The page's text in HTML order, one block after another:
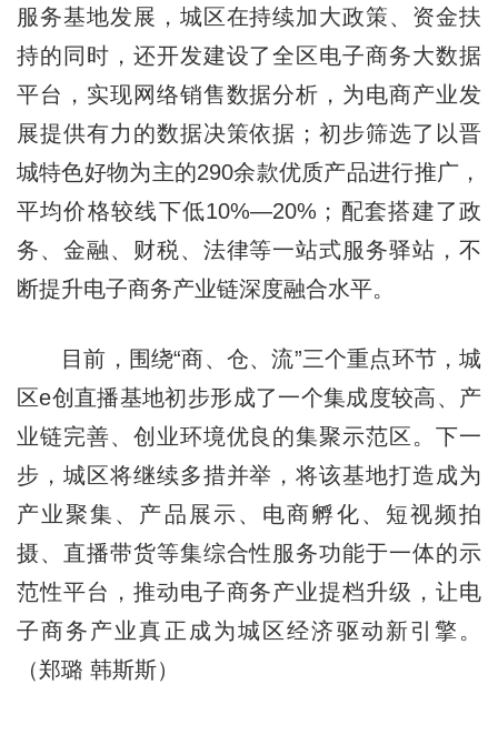
服务基地发展，城区在持续加大政策、资金扶
持的同时，还开发建设了全区电子商务大数据
平台，实现网络销售数据分析，为电商产业发
展提供有力的数据决策依据；初步筛选了以晋
城特色好物为主的290余款优质产品进行推广，
平均价格较线下低10%—20%；配套搭建了政
务、金融、财税、法律等一站式服务驿站，不
断提升电子商务产业链深度融合水平。
目前，围绕“商、仓、流”三个重点环节，城
区e创直播基地初步形成了一个集成度较高、产
业链完善、创业环境优良的集聚示范区。下一
步，城区将继续多措并举，将该基地打造成为
产业聚集、产品展示、电商孵化、短视频拍
摄、直播带货等集综合性服务功能于一体的示
范性平台，推动电子商务产业提档升级，让电
子商务产业真正成为城区经济驱动新引擎。
（郑璐 韩斯斯）